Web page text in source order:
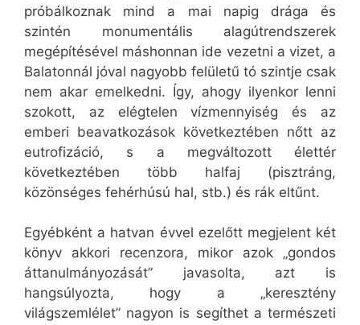
próbálkoznak mind a mai napig drága és
szintén monumentális alagútrendszerek
megépítésével máshonnan ide vezetni a vizet, a
Balatonnál jóval nagyobb felületű tó szintje csak
nem akar emelkedni. Így, ahogy ilyenkor lenni
szokott, az elégtelen vízmennyiség és az
emberi beavatkozások következtében nőtt az
eutrofizáció, s a megváltozott élettér
következtében több halfaj (pisztráng,
közönséges fehérhúsú hal, stb.) és rák eltűnt.
Egyébként a hatvan évvel ezelőtt megjelent két
könyv akkori recenzora, mikor azok „gondos
áttanulmányozását” javasolta, azt is
hangsúlyozta, hogy a „keresztény
világszemlélet” nagyon is segíthet a természeti